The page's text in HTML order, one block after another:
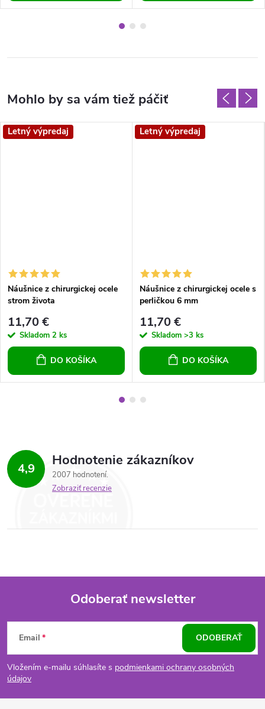
Letný výpredaj
Náušnice z chirurgickej ocele
strom života
11,70 €
Skladom 2 ks
DO KOŠÍKA
Letný výpredaj
Náušnice z chirurgickej ocele s
perličkou 6 mm
11,70 €
Skladom >3 ks
DO KOŠÍKA
4,9 Hodnotenie zákazníkov
2007 hodnotení
Zobraziť recenzie
Z
á
p
Odoberať newsletter
Email
Vložením e-mailu súhlasíte s podmienkami ochrany osobných
údajov
ODOBERAŤ